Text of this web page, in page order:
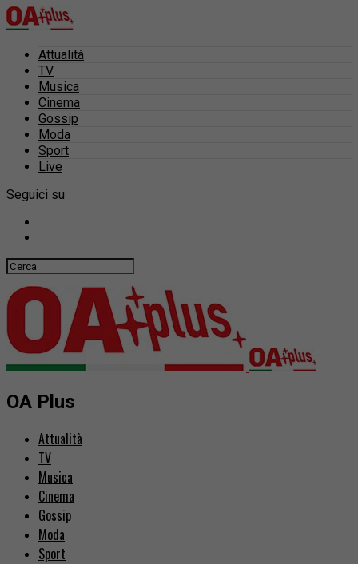
Attualità
TV
Musica
Cinema
Gossip
Moda
Sport
Live
Seguici su
OA Plus
Attualità
TV
Musica
Cinema
Gossip
Moda
Sport